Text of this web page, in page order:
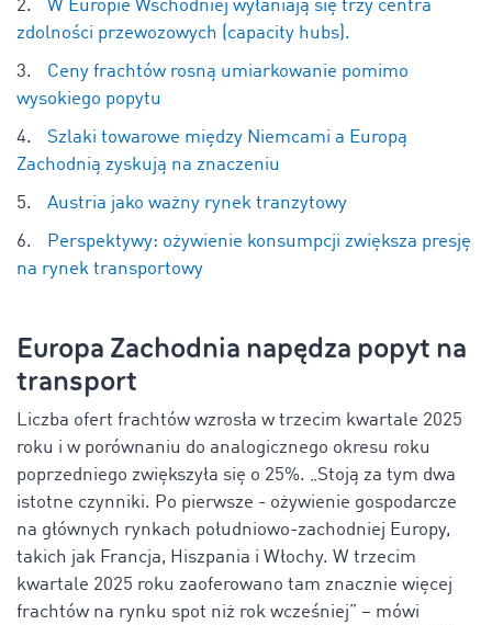
W Europie Wschodniej wyłaniają się trzy centra
zdolności przewozowych (capacity hubs).
Ceny frachtów rosną umiarkowanie pomimo
wysokiego popytu
Szlaki towarowe między Niemcami a Europą
Zachodnią zyskują na znaczeniu
Austria jako ważny rynek tranzytowy
Perspektywy: ożywienie konsumpcji zwiększa presję
na rynek transportowy
Europa Zachodnia napędza popyt na
transport
Liczba ofert frachtów wzrosła w trzecim kwartale 2025
roku i w porównaniu do analogicznego okresu roku
poprzedniego zwiększyła się o 25%. „Stoją za tym dwa
istotne czynniki. Po pierwsze - ożywienie gospodarcze
na głównych rynkach południowo-zachodniej Europy,
takich jak Francja, Hiszpania i Włochy. W trzecim
kwartale 2025 roku zaoferowano tam znacznie więcej
frachtów na rynku spot niż rok wcześniej” – mówi